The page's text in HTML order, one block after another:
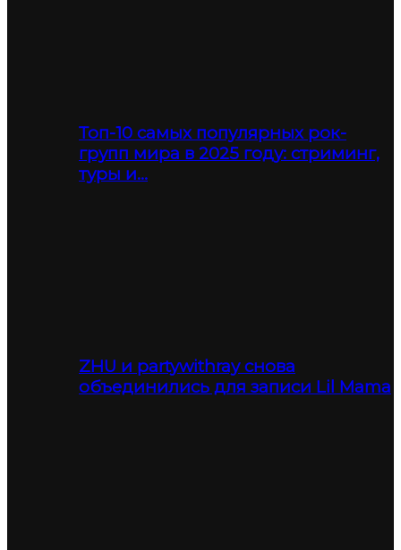
Топ-10 самых популярных рок-
групп мира в 2025 году: стриминг,
туры и…
ZHU и partywithray снова
объединились для записи Lil Mama